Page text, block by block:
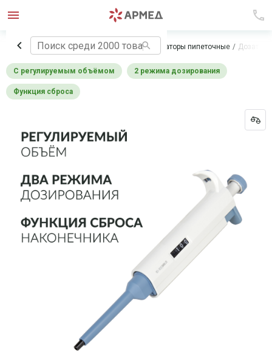
Главная Лабораторное оборудование Дозаторы пипеточные Дозатор
С регулируемым объёмом 2 режима дозирования
функция сброса